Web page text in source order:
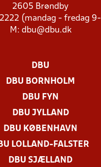
2605 Brøndby
2222 (mandag - fredag
M: dbu@dbu.dk
DBU
DBU BORNHOLM
DBU FYN
DBU JYLLAND
DBU KØBENHAVN
LOLLAND-FALSTER
DBU SJÆLLAND